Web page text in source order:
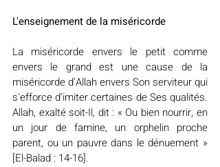
L'enseignement de la miséricorde
La miséricorde envers le petit comme
envers le grand est une cause de la
miséricorde d’Allah envers Son serviteur qui
s'efforce d'imiter certaines de Ses qualités.
Allah, exalté soit-Il, dit : « Ou bien nourrir, en
un jour de famine, un orphelin proche
parent, ou un pauvre dans le dénuement »
[El-Balad : 14-16].